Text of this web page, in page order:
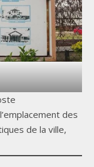
des
de la ville,